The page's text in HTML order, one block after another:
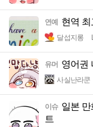
연예 현역
달섭지롱
유머 영어권
사실난라쿤
이슈 일본 만
트